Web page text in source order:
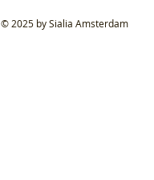
© 2025 by Sialia Amsterdam